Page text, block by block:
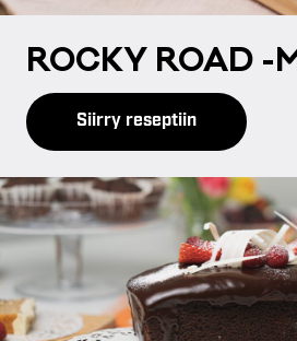
ROC­KY ROAD -
Siirry reseptiin